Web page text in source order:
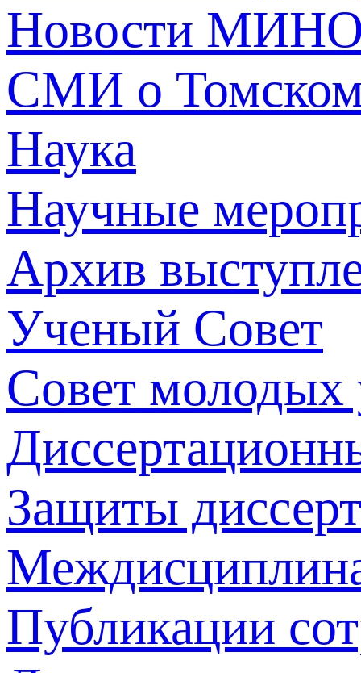
Новости
СМИ о
Наука
Научные
Архив
Ученый Совет
Совет молодых
Защиты
Публикации